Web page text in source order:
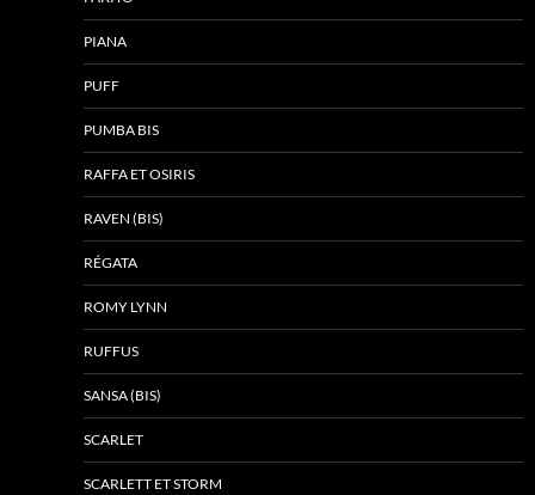
PIANA
PUFF
PUMBA BIS
RAFFA ET OSIRIS
RAVEN (BIS)
RÉGATA
ROMY LYNN
RUFFUS
SANSA (BIS)
SCARLET
SCARLETT ET STORM